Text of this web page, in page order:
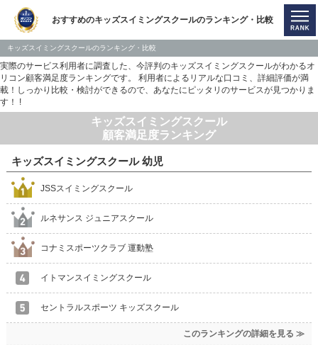
おすすめのキッズスイミングスクールのランキング・比較
キッズスイミングスクールのランキング・比較
実際のサービス利用者に調査した、今評判のキッズスイミングスクールがわかるオ
リコン顧客満足度ランキングです。 利用者によるリアルな口コミ、詳細評価が満
載！しっかり比較・検討ができるので、あなたにピッタリのサービスが見つかりま
す！ !
キッズスイミングスクール
顧客満足度ランキング
キッズスイミングスクール 幼児
JSSスイミングスクール
ルネサンス ジュニアスクール
コナミスポーツクラブ 運動塾
イトマンスイミングスクール
セントラルスポーツ キッズスクール
このランキングの詳細を見る ≫